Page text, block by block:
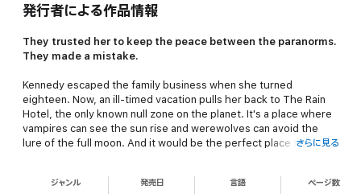
発行者による作品情報
They trusted her to keep the peace between the paranorms.
They made a mistake.
Kennedy escaped the family business when she turned
eighteen. Now, an ill-timed vacation pulls her back to The Rain
Hotel, the only known null zone on the planet. It's a place where
vampires can see the sun rise and werewolves can avoid the
lure of the full moon. And it would be the perfect place for aさらに見る
ジャンル 発売日 言語 ページ数